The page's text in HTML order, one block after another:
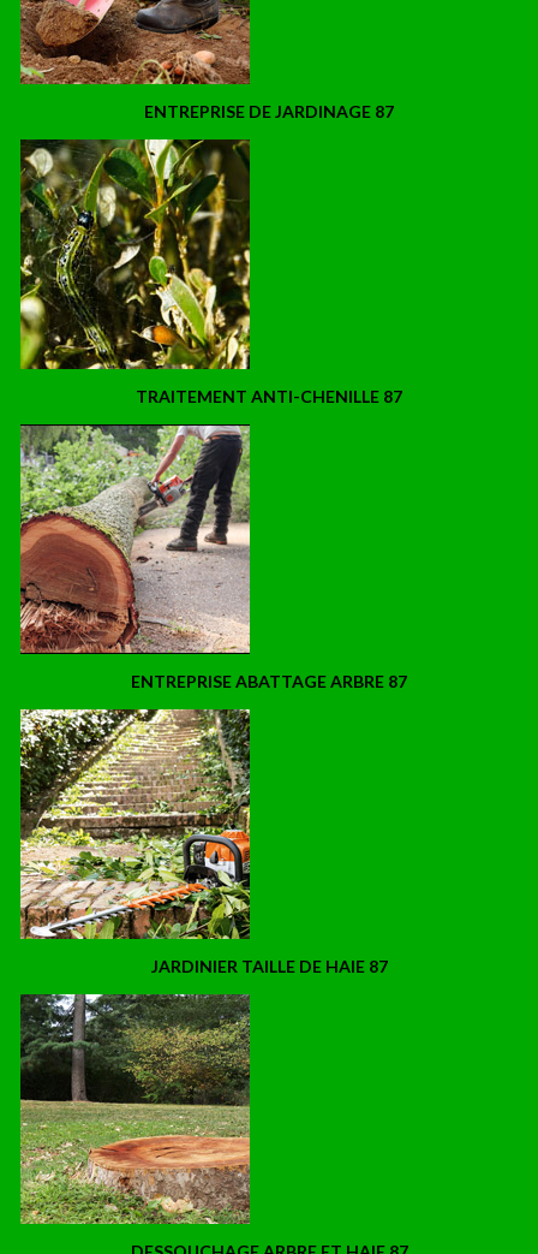
ENTREPRISE DE JARDINAGE 87
TRAITEMENT ANTI-CHENILLE 87
ENTREPRISE ABATTAGE ARBRE 87
JARDINIER TAILLE DE HAIE 87